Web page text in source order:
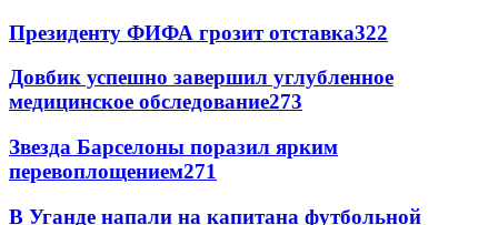
Президенту ФИФА грозит отставка322
Довбик успешно завершил углубленное
медицинское обследование273
Звезда Барселоны поразил ярким
перевоплощением271
В Уганде напали на капитана футбольной